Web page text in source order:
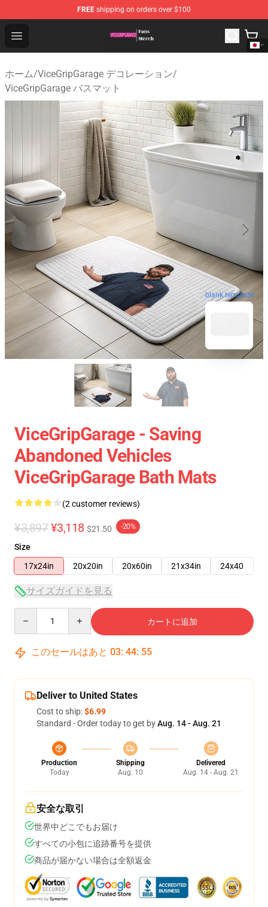
FREE shipping on orders over $100
Open menu
ViceGripGarage Store - Official ViceGripGarage
ホーム/ViceGripGarage デコレーション/
ViceGripGarage バスマット
blank template
ViceGripGarage - Saving
Abandoned Vehicles
ViceGripGarage Bath Mats
(2 customer reviews)
¥3,897 ¥3,118 $21.50 -20%
Size
17x24in
20x20in 20x60in 21x34in 24x40
サイズガイドを見る
カートに追加
このセールはあと 03: 44: 54
Deliver to United States
Cost to ship:$6.99
Standard - Order today to get byAug. 14 - Aug. 21
Production
Today
Shipping
Aug. 10
Delivered
Aug. 14 - Aug. 21
安全な取引
世界中どこでもお届け
すべての小包に追跡番号を提供
商品が届かない場合は全額返金